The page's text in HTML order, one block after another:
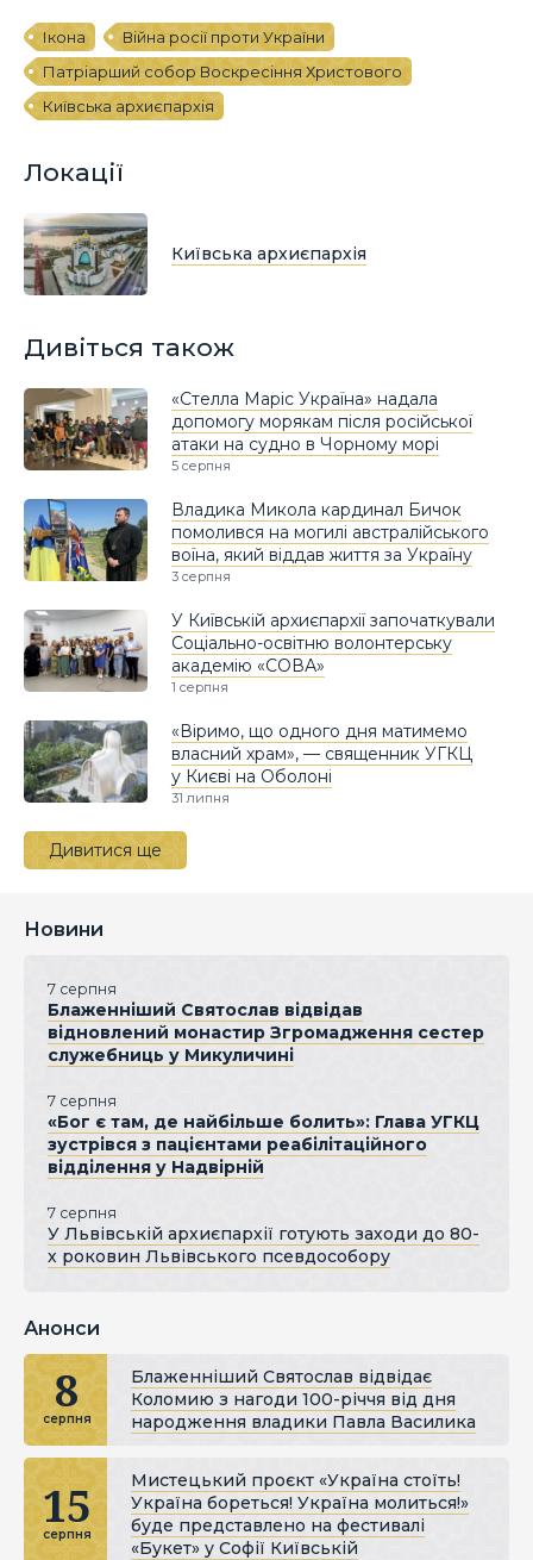
Ікона
Війна росії проти України
Патріарший собор Воскресіння Христового
Київська архиєпархія
Локації
Київська архиєпархія
Дивіться також
«Стелла Маріс Україна» надала
допомогу морякам після російської
атаки на судно в Чорному морі
5 серпня
Владика Микола кардинал Бичок
помолився на могилі австралійського
воїна, який віддав життя за Україну
3 серпня
У Київській архиєпархії започаткували
Соціально-освітню волонтерську
академію «СОВА»
1 серпня
«Віримо, що одного дня матимемо
власний храм», — священник УГКЦ
у Києві на Оболоні
31 липня
Дивитися ще
Новини
7 серпня
Блаженніший Святослав відвідав
відновлений монастир Згромадження сестер
служебниць у Микуличині
7 серпня
«Бог є там, де найбільше болить»: Глава УГКЦ
зустрівся з пацієнтами реабілітаційного
відділення у Надвірній
7 серпня
У Львівській архиєпархії готують заходи до 80-
х роковин Львівського псевдособору
Анонси
8
серпня
Блаженніший Святослав відвідає
Коломию з нагоди 100-річчя від дня
народження владики Павла Василика
15
серпня
Мистецький проєкт «Україна стоїть!
Україна бореться! Україна молиться!»
буде представлено на фестивалі
«Букет» у Софії Київській